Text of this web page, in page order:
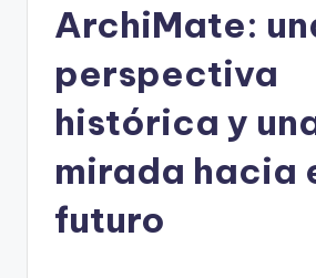
ArchiMate:
perspectiva
histórica y
mirada hacia
futuro